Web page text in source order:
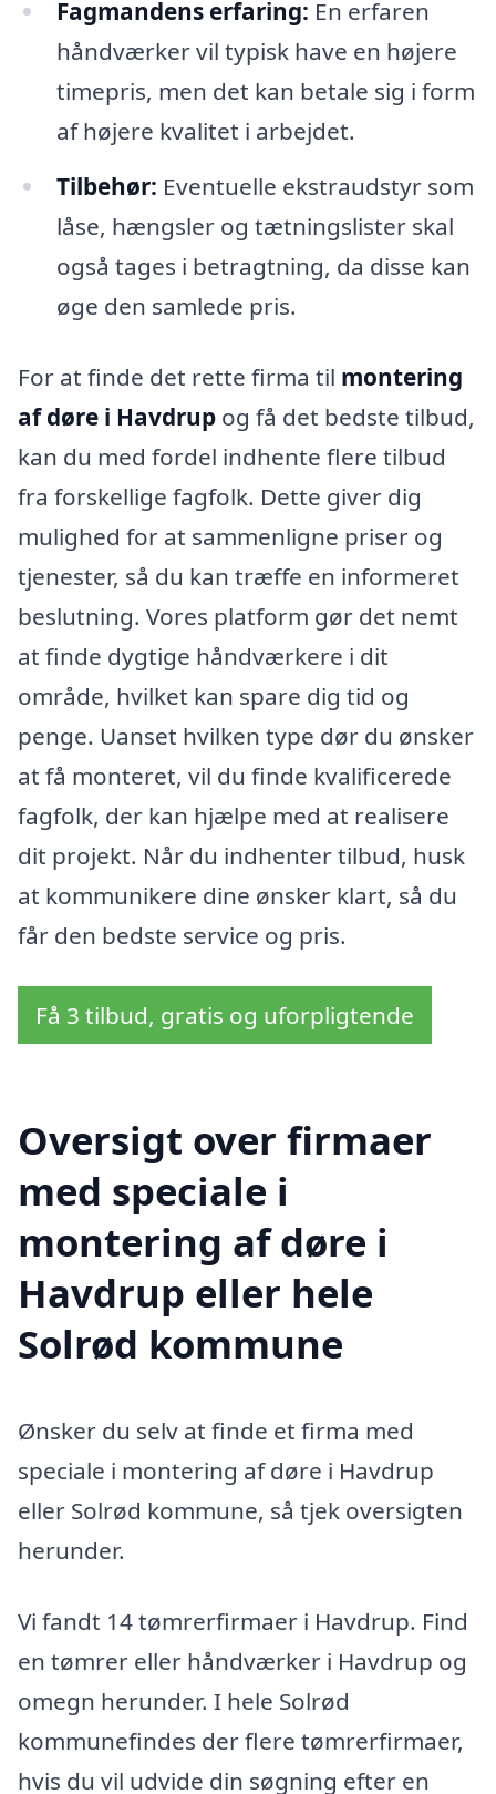
Fagmandens erfaring: En erfaren
håndværker vil typisk have en højere
timepris, men det kan betale sig i form
af højere kvalitet i arbejdet.
Tilbehør: Eventuelle ekstraudstyr som
låse, hængsler og tætningslister skal
også tages i betragtning, da disse kan
øge den samlede pris.
For at finde det rette firma til montering
af døre i Havdrup og få det bedste tilbud,
kan du med fordel indhente flere tilbud
fra forskellige fagfolk. Dette giver dig
mulighed for at sammenligne priser og
tjenester, så du kan træffe en informeret
beslutning. Vores platform gør det nemt
at finde dygtige håndværkere i dit
område, hvilket kan spare dig tid og
penge. Uanset hvilken type dør du ønsker
at få monteret, vil du finde kvalificerede
fagfolk, der kan hjælpe med at realisere
dit projekt. Når du indhenter tilbud, husk
at kommunikere dine ønsker klart, så du
får den bedste service og pris.
Få 3 tilbud, gratis og uforpligtende
Oversigt over firmaer
med speciale i
montering af døre i
Havdrup eller hele
Solrød kommune
Ønsker du selv at finde et firma med
speciale i montering af døre i Havdrup
eller Solrød kommune, så tjek oversigten
herunder.
Vi fandt 14 tømrerfirmaer i Havdrup. Find
en tømrer eller håndværker i Havdrup og
omegn herunder. I hele Solrød
kommunefindes der flere tømrerfirmaer,
hvis du vil udvide din søgning efter en